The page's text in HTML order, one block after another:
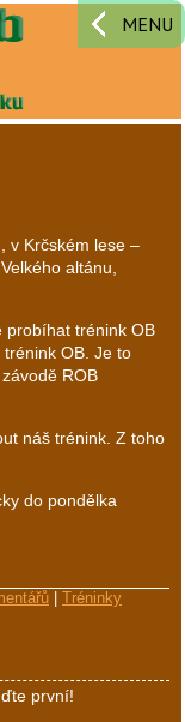
MENU
v Krčském lese –
altánu,
probíhat trénink OB
OB. Je to
ROB
náš trénink. Z toho
do pondělka
Tréninky
první!